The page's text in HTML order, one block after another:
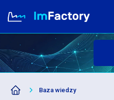
O nas
Branże i Rozwiązania
Baza wiedzy